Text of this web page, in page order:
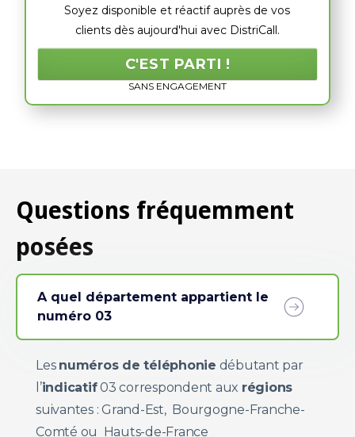
Soyez disponible et réactif auprès de vos
clients dès aujourd'hui avec DistriCall.
C'EST PARTI !
SANS ENGAGEMENT
Questions fréquemment
posées
A quel département appartient le
numéro 03
Les numéros de téléphonie débutant par
l’indicatif03 correspondent aux régions
suivantes : Grand-Est, Bourgogne-Franche-
Comté ou Hauts-de-France